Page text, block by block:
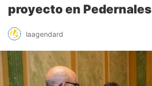
proyecto en Pedernales
laagendard